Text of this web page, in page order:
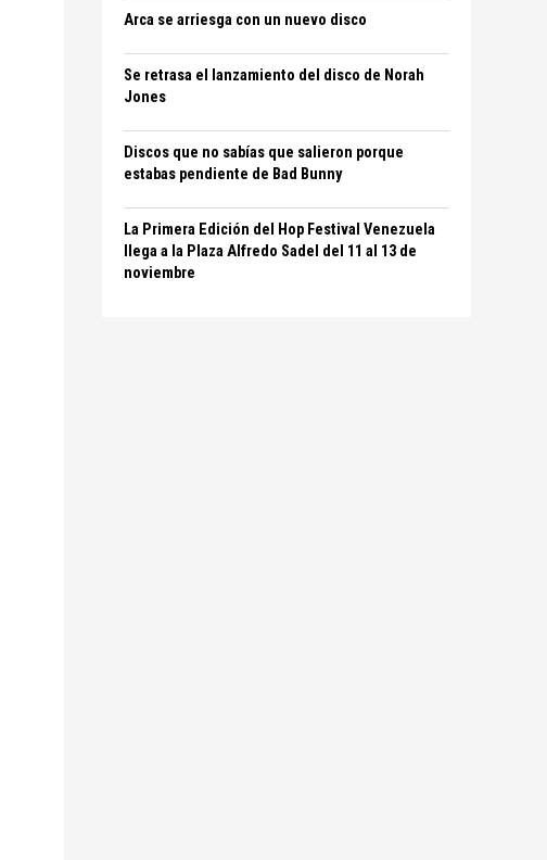
Arca se arriesga con un nuevo disco
Se retrasa el lanzamiento del disco de Norah
Jones
Discos que no sabías que salieron porque
estabas pendiente de Bad Bunny
La Primera Edición del Hop Festival Venezuela
llega a la Plaza Alfredo Sadel del 11 al 13 de
noviembre